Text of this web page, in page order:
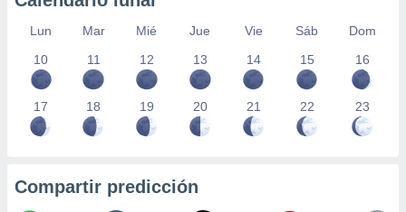
Lun Mar Mié Jue Vie Sáb
Dom
10
11 12 13 14 15 16
17 18 19 20 21 22 23
Compartir predicción